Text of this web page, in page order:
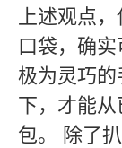
上述观点
口袋，确
极为灵巧
下，才能
包。 除了